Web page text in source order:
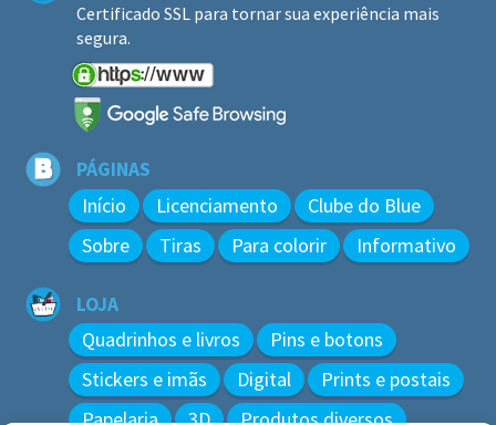
Certificado SSL para tornar sua experiência mais
segura.
PÁGINAS
Início Licenciamento
Clube do Blue
Sobre
Tiras Para colorir Informativo
LOJA
Quadrinhos e livros
Pins e botons
Stickers e imãs
Digital
Prints e postais
Papelaria
3D Produtos diversos